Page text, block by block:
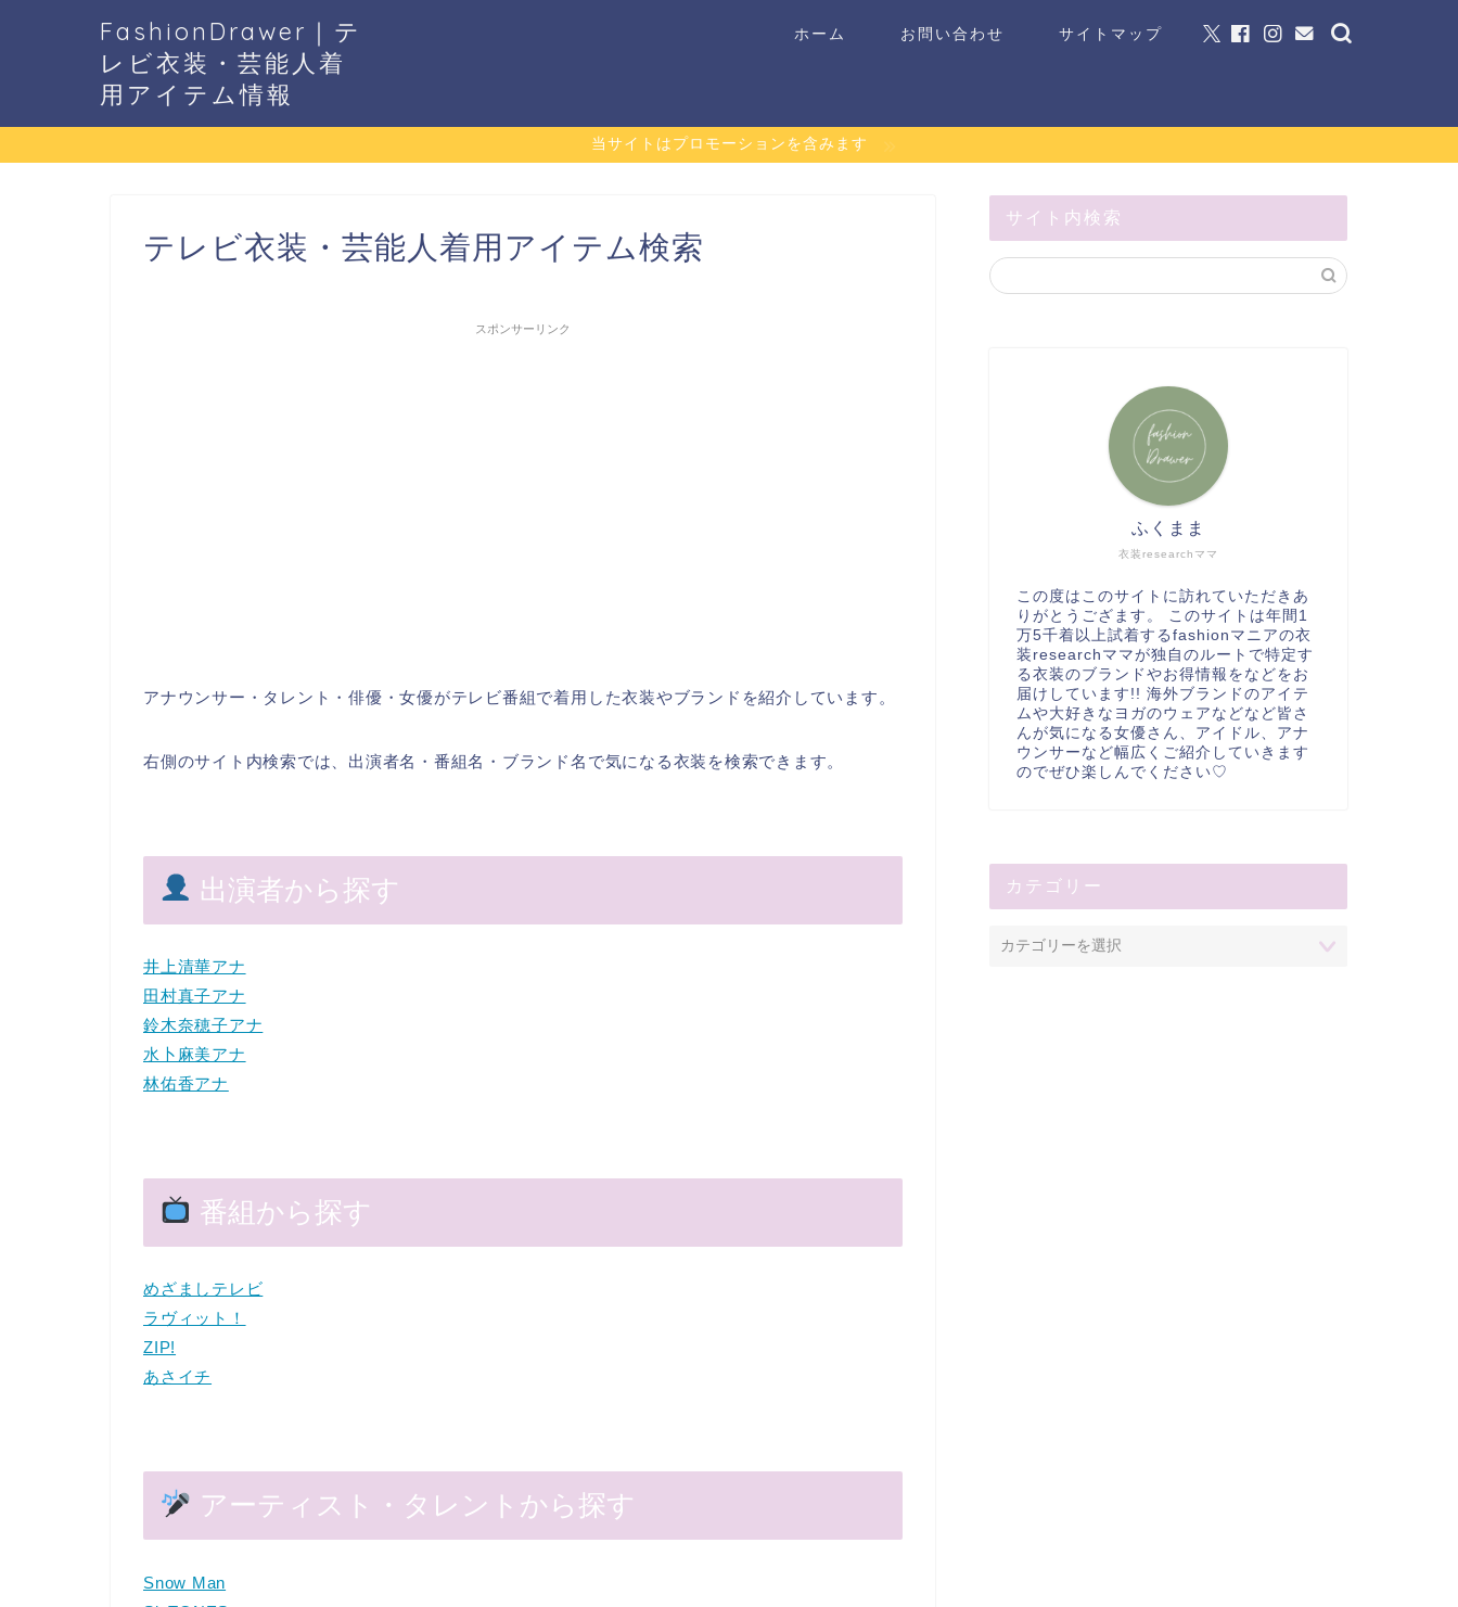
FashionDrawer｜テ
レビ衣装・芸能人着
用アイテム情報
ホーム お問い合わせ サイトマップ
当サイトはプロモーションを含みます
テレビ衣装・芸能人着用アイテム検索
スポンサーリンク
アナウンサー・タレント・俳優・女優がテレビ番組で着用した衣装やブランドを紹介しています。
右側のサイト内検索では、出演者名・番組名・ブランド名で気になる衣装を検索できます。
出演者から探す
井上清華アナ
田村真子アナ
鈴木奈穂子アナ
水卜麻美アナ
林佑香アナ
番組から探す
めざましテレビ
ラヴィット！
ZIP!
あさイチ
アーティスト・タレントから探す
Snow Man
サイト内検索
衣装researchママ
ふくまま
この度はこのサイトに訪れていただきあ
りがとうござます。 このサイトは年間1
万5千着以上試着するfashionマニアの衣
装researchママが独自のルートで特定す
る衣装のブランドやお得情報をなどをお
届けしています!! 海外ブランドのアイテ
ムや大好きなヨガのウェアなどなど皆さ
んが気になる女優さん、アイドル、アナ
ウンサーなど幅広くご紹介していきます
のでぜひ楽しんでください♡
カテゴリー